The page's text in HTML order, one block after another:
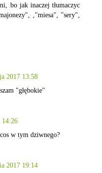
bo jak inaczej tłumaczyc
,"miesa", "sery",
2017 13:58
"głębokie"
14:26
w tym dziwnego?
2017 19:14